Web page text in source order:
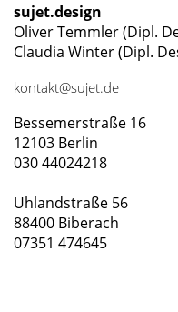
sujet.design
Oliver Temmler (Dipl.
Claudia Winter (Dipl.
kontakt@sujet.de
Bessemerstraße 16
12103 Berlin
030 44024218
Uhlandstraße 56
88400 Biberach
07351 474645